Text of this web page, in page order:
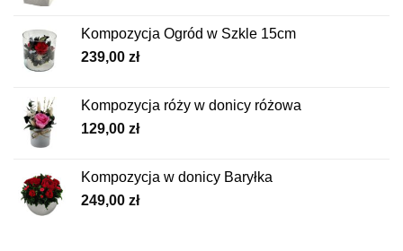
Kompozycja Ogród w Szkle 15cm
239,00 zł
Kompozycja róży w donicy różowa
129,00 zł
Kompozycja w donicy Baryłka
249,00 zł